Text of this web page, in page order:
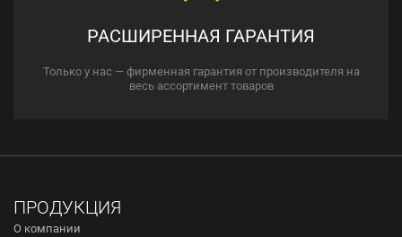
РАСШИРЕННАЯ ГАРАНТИЯ
Только у нас — фирменная гарантия от производителя на
весь ассортимент товаров
ПРОДУКЦИЯ
О компании